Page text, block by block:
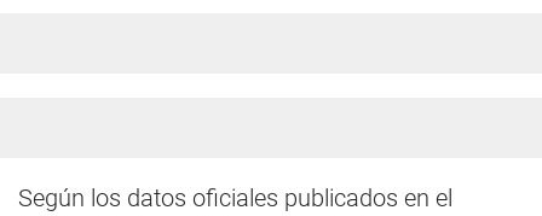
Según los datos oficiales publicados en el